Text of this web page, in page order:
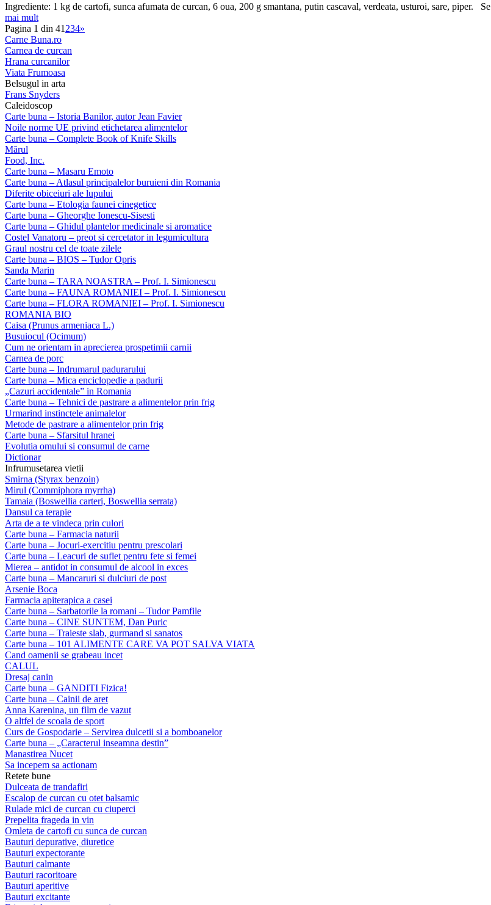
Ingrediente: 1 kg de cartofi, sunca afumata de curcan, 6 oua, 200 g smantana, putin cascaval, verdeata, usturoi, sare, piper. Se
mai mult
Pagina 1 din 41 234»
Carne Buna.ro
Carnea de curcan
Hrana curcanilor
Viata Frumoasa
Belsugul in arta
Frans Snyders
Caleidoscop
Carte buna – Istoria Banilor, autor Jean Favier
Noile norme UE privind etichetarea alimentelor
Carte buna – Complete Book of Knife Skills
Mărul
Food, Inc.
Carte buna – Masaru Emoto
Carte buna – Atlasul principalelor buruieni din Romania
Diferite obiceiuri ale lupului
Carte buna – Etologia faunei cinegetice
Carte buna – Gheorghe Ionescu-Sisesti
Carte buna – Ghidul plantelor medicinale si aromatice
Costel Vanatoru – preot si cercetator in legumicultura
Graul nostru cel de toate zilele
Carte buna – BIOS – Tudor Opris
Sanda Marin
Carte buna – TARA NOASTRA – Prof. I. Simionescu
Carte buna – FAUNA ROMANIEI – Prof. I. Simionescu
Carte buna – FLORA ROMANIEI – Prof. I. Simionescu
ROMANIA BIO
Caisa (Prunus armeniaca L.)
Busuiocul (Ocimum)
Cum ne orientam in aprecierea prospetimii carnii
Carnea de porc
Carte buna – Indrumarul padurarului
Carte buna – Mica enciclopedie a padurii
„Cazuri accidentale” in Romania
Carte buna – Tehnici de pastrare a alimentelor prin frig
Urmarind instinctele animalelor
Metode de pastrare a alimentelor prin frig
Carte buna – Sfarsitul hranei
Evolutia omului si consumul de carne
Dictionar
Infrumusetarea vietii
Smirna (Styrax benzoin)
Mirul (Commiphora myrrha)
Tamaia (Boswellia carteri, Boswellia serrata)
Dansul ca terapie
Arta de a te vindeca prin culori
Carte buna – Farmacia naturii
Carte buna – Jocuri-exercitiu pentru prescolari
Carte buna – Leacuri de suflet pentru fete si femei
Mierea – antidot in consumul de alcool in exces
Carte buna – Mancaruri si dulciuri de post
Arsenie Boca
Farmacia apiterapica a casei
Carte buna – Sarbatorile la romani – Tudor Pamfile
Carte buna – CINE SUNTEM, Dan Puric
Carte buna – Traieste slab, gurmand si sanatos
Carte buna – 101 ALIMENTE CARE VA POT SALVA VIATA
Cand oamenii se grabeau incet
CALUL
Dresaj canin
Carte buna – GANDITI Fizica!
Carte buna – Cainii de aret
Anna Karenina, un film de vazut
O altfel de scoala de sport
Curs de Gospodarie – Servirea dulcetii si a bomboanelor
Carte buna – „Caracterul inseamna destin”
Manastirea Nucet
Sa incepem sa actionam
Retete bune
Dulceata de trandafiri
Escalop de curcan cu otet balsamic
Rulade mici de curcan cu ciuperci
Prepelita frageda in vin
Omleta de cartofi cu sunca de curcan
Bauturi depurative, diuretice
Bauturi expectorante
Bauturi calmante
Bauturi racoritoare
Bauturi aperitive
Bauturi excitante